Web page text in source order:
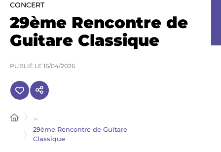
CONCERT
29ème Rencontre de
Guitare Classique
PUBLIÉ LE 16/04/2026
...
29ème Rencontre de Guitare
Classique